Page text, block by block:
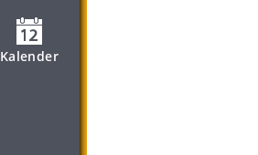
Kalender